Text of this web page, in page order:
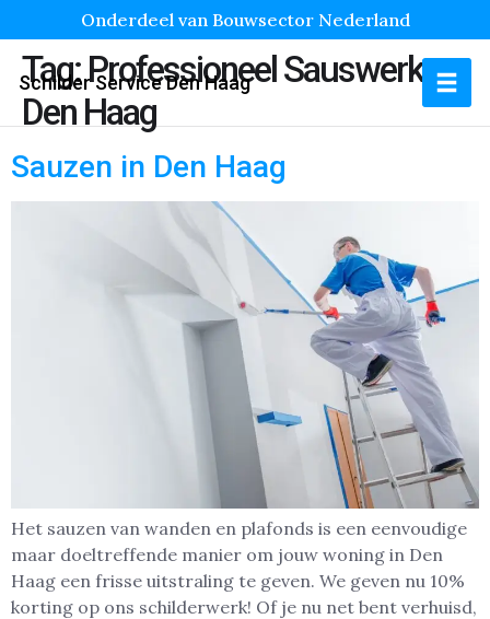
Onderdeel van Bouwsector Nederland
Schilder Service Den Haag
Tag:Professioneel Sauswerk
Den Haag
Sauzen in Den Haag
Het sauzen van wanden en plafonds is een eenvoudige
maar doeltreffende manier om jouw woning in Den
Haag een frisse uitstraling te geven. We geven nu 10%
korting op ons schilderwerk! Of je nu net bent verhuisd,